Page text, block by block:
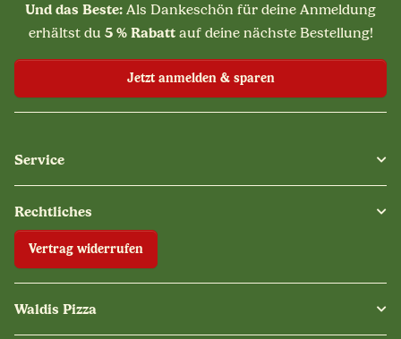
Und das Beste: Als Dankeschön für deine Anmeldung
erhältst du 5 % Rabattauf deine nächste Bestellung!
Jetzt anmelden & sparen
Service
Rechtliches
Vertrag widerrufen
Waldis Pizza